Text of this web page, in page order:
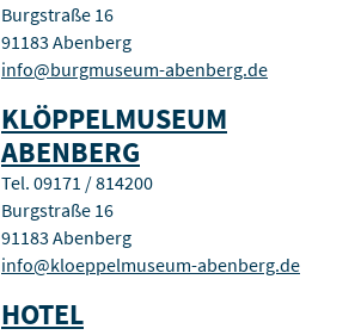
Burgstraße 16
91183 Abenberg
info@burgmuseum-abenberg.de
KLÖPPEL­MUSEUM
ABENBERG
Tel. 09171 / 814200
Burgstraße 16
91183 Abenberg
info@kloeppelmuseum-abenberg.de
HOTEL